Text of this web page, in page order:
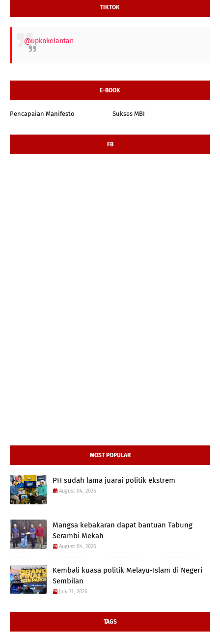
TIKTOK
@upknkelantan
E-BOOK
Pencapaian Manifesto Sukses MBI
FB
MOST POPULAR
PH sudah lama juarai politik ekstrem
August 04, 2026
Mangsa kebakaran dapat bantuan Tabung
Serambi Mekah
August 04, 2026
Kembali kuasa politik Melayu-Islam di Negeri
Sembilan
July 31, 2026
TAGS